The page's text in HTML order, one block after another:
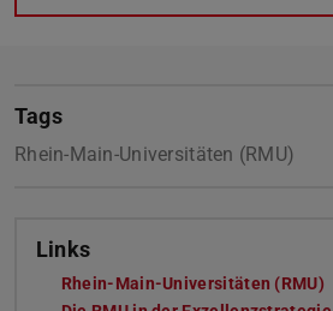
Tags
Rhein-Main-Universitäten (RMU)
Links
Rhein-Main-Universitäten (RMU)